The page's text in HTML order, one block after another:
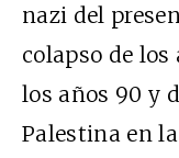
nazi del
colapso de los
los años 90 y
Palestina en